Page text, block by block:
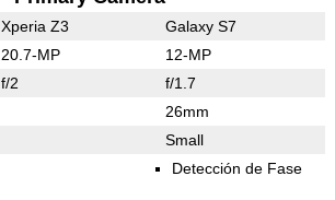
Xperia Z3 Galaxy S7
20.7-MP 12-MP
f/2 f/1.7
26mm
Small
Detección de Fase